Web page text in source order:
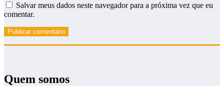
Salvar meus dados neste navegador para a próxima vez que eu
comentar.
Quem somos